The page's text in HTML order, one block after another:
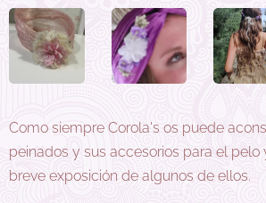
Como siempre Corola's os puede
peinados y sus accesorios para el pelo
breve exposición de algunos de ellos.